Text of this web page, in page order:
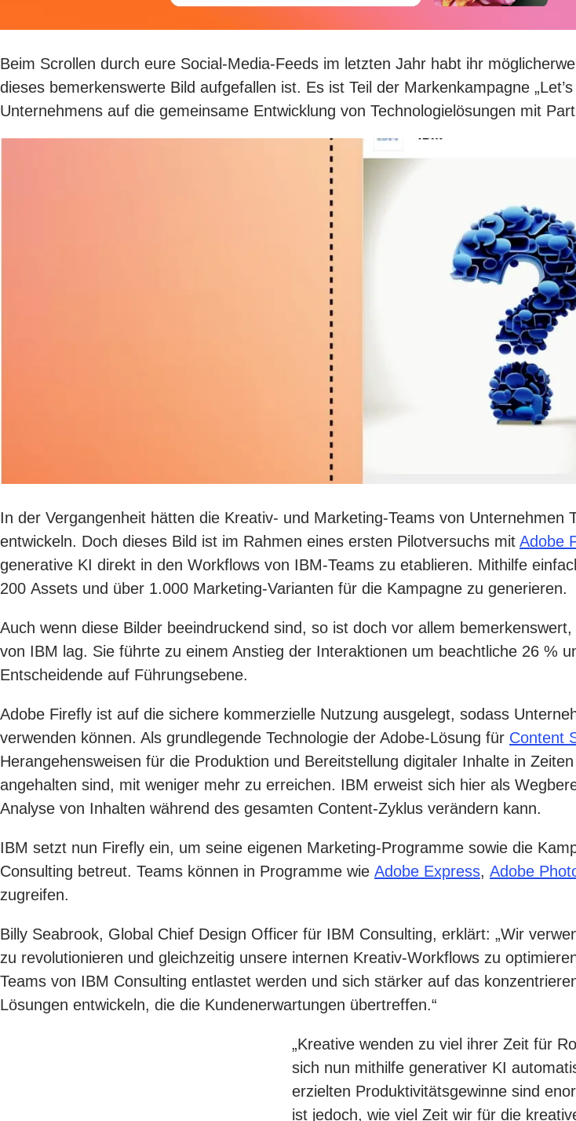
Beim Scrollen durch eure Social-Media-Feeds im letzten Jahr habt ihr
dieses bemerkenswerte Bild aufgefallen ist. Es ist Teil der Markenkampagne
Unternehmens auf die gemeinsame Entwicklung von Technologielösungen mit
In der Vergangenheit hätten die Kreativ- und Marketing-Teams von
entwickeln. Doch dieses Bild ist im Rahmen eines ersten Pilotversuchs mit Adobe
generative KI direkt in den Workflows von IBM-Teams zu etablieren. Mithilfe
200 Assets und über 1.000 Marketing-Varianten für die Kampagne zu generieren.
Auch wenn diese Bilder beeindruckend sind, so ist doch vor allem
von IBM lag. Sie führte zu einem Anstieg der Interaktionen um beachtliche 26 %
Entscheidende auf Führungsebene.
Adobe Firefly ist auf die sichere kommerzielle Nutzung ausgelegt, sodass
verwenden können. Als grundlegende Technologie der Adobe-Lösung für Content
Herangehensweisen für die Produktion und Bereitstellung digitaler Inhalte in
angehalten sind, mit weniger mehr zu erreichen. IBM erweist sich hier als
Analyse von Inhalten während des gesamten Content-Zyklus verändern kann.
IBM setzt nun Firefly ein, um seine eigenen Marketing-Programme sowie die
Consulting betreut. Teams können in Programme wie Adobe Express, Adobe
zugreifen.
Billy Seabrook, Global Chief Design Officer für IBM Consulting, erklärt: „Wir
zu revolutionieren und gleichzeitig unsere internen Kreativ-Workflows zu
Teams von IBM Consulting entlastet werden und sich stärker auf das
Lösungen entwickeln, die die Kundenerwartungen übertreffen.“
„Kreative wenden zu viel ihrer Zeit für
sich nun mithilfe generativer KI
erzielten Produktivitätsgewinne sind
ist jedoch, wie viel Zeit wir für die